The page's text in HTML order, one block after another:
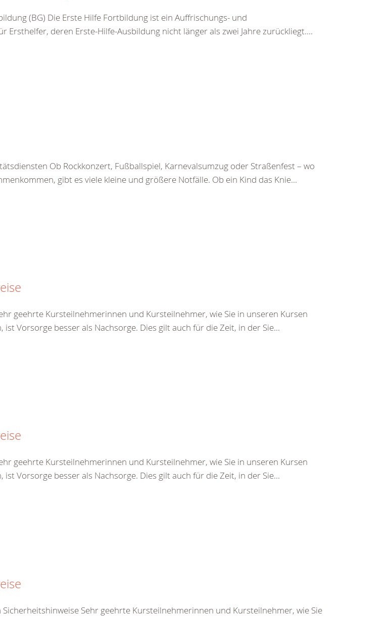
(BG) Die Erste Hilfe Fortbildung ist ein Auffrischungs- und
Ersthelfer, deren Erste-Hilfe-Ausbildung nicht länger als zwei Jahre zurückliegt....
Ob Rockkonzert, Fußballspiel, Karnevalsumzug oder Straßenfest – wo
gibt es viele kleine und größere Notfälle. Ob ein Kind das Knie...
geehrte Kursteilnehmerinnen und Kursteilnehmer, wie Sie in unseren Kursen
Vorsorge besser als Nachsorge. Dies gilt auch für die Zeit, in der Sie...
geehrte Kursteilnehmerinnen und Kursteilnehmer, wie Sie in unseren Kursen
Vorsorge besser als Nachsorge. Dies gilt auch für die Zeit, in der Sie...
Sehr geehrte Kursteilnehmerinnen und Kursteilnehmer, wie Sie